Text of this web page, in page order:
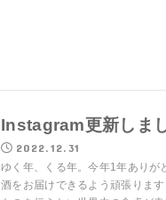
Instagram更新しま
2022.12.31
ゆく年、くる年。今年1年ありが
酒をお届けできるよう頑張りま